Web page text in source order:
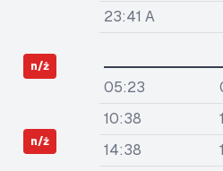
n/ż
n/ż
23:41 A
05:23
10:38
14:38